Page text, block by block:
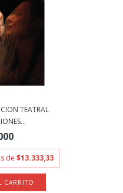
TEATRAL
de $13.333,33